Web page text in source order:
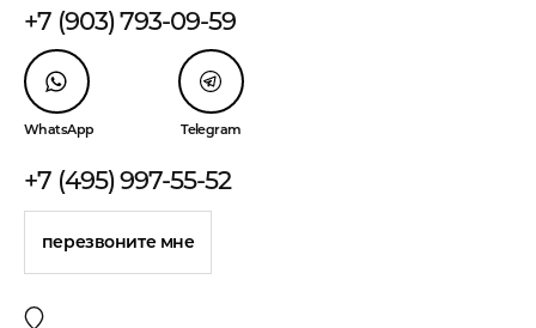
+7 (903) 793-09-59
WhatsApp Telegram
+7 (495) 997-55-52
перезвоните мне